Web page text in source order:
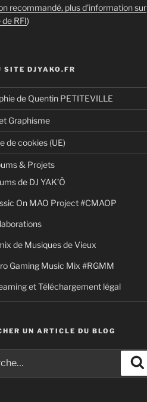
recommandé, plus d'information sur
RFI)
SITE DJYAKO.FR
de Quentin PETITEVILLE
Graphisme
de cookies (UE)
& Projets
de DJ YAK’Ô
On MAO Project #CMAOP
de Musiques de Vieux
Gaming Music Mix #RGMM
et Téléchargement légal
UN ARTICLE DU BLOG